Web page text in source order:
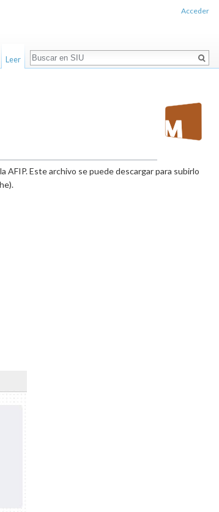
AFIP. Este archivo se puede descargar para subirlo
Acceder
Leer
Buscar